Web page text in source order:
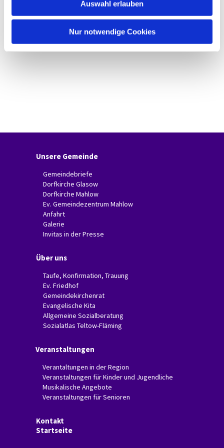
Auswahl erlauben
Nur notwendige Cookies
Unsere Gemeinde
Gemeindebriefe
Dorfkirche Glasow
Dorfkirche Mahlow
Ev. Gemeindezentrum Mahlow
Anfahrt
Galerie
Invitas in der Presse
Über uns
Taufe, Konfirmation, Trauung
Ev. Friedhof
Gemeindekirchenrat
Evangelische Kita
Allgemeine Sozialberatung
Sozialatlas Teltow-Fläming
Veranstaltungen
Verantaltungen in der Region
Veranstaltungen für Kinder und Jugendliche
Musikalische Angebote
Veranstaltungen für Senioren
Kontakt
Startseite